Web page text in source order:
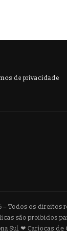
de privacidade
– Todos os direitos
são proibidos
Sul ❤ Cariocas de